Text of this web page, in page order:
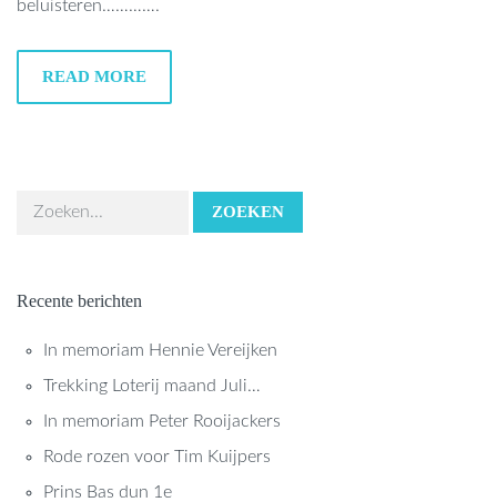
beluisteren………….
READ MORE
ZOEKEN
Recente berichten
In memoriam Hennie Vereijken
Trekking Loterij maand Juli…
In memoriam Peter Rooijackers
Rode rozen voor Tim Kuijpers
Prins Bas dun 1e